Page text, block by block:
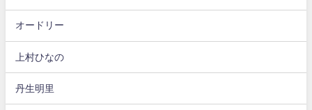
オードリー
上村ひなの
丹生明里